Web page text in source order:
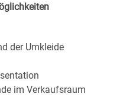
der Umkleide
im Verkaufsraum